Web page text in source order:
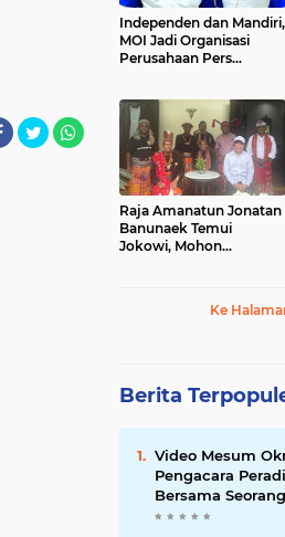
Independen dan Mandiri,
MOI Jadi Organisasi
Perusahaan Pers
Raja Amanatun Jonatan
Banunaek Temui
Jokowi, Mohon
Ke
Berita
Video Mesum
Pengacara Peradi
Bersama Seorang
Wanita Viral di